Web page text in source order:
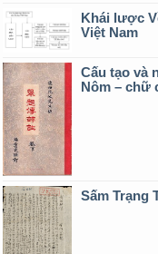
Khái lược
Việt Nam
Cấu tạo và
Nôm – chữ
Sấm Trạng